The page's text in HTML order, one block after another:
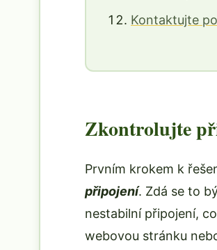
Kontaktujte
Zkontrolujte
Prvním krokem k
připojení. Zdá se to
nestabilní připojení,
webovou stránku